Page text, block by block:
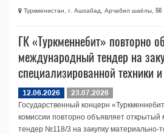
Туркменистан, г. Ашхабад, Арчабил шаёлы, 56
ГК «Туркменнебит» повторно
международный тендер на
специализированной техники
12.06.2026
23.07.2026
Государственный концерн
комиссии повторно объявляет
тендер №118/3 на закупку материально-